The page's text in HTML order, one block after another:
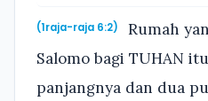
(1raja-raja 6:2)
Rumah
Salomo bagi TUHAN
panjangnya dan dua